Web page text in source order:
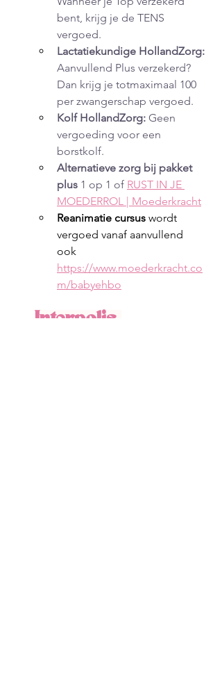
bent, krijg je de TENS
vergoed.
Lactatiekundige HollandZorg:
Aanvullend Plus verzekerd?
Dan krijg je totmaximaal 100
per zwangerschap vergoed.
Kolf HollandZorg: Geen
vergoeding voor een
borstkolf.
Alternatieve zorg bij pakket
plus 1 op 1 of RUST IN JE
MOEDERROL | Moederkracht
Reanimatie cursus wordt
vergoed vanaf aanvullend
ook
https://www.moederkracht.co
m/babyehbo
Interpolis